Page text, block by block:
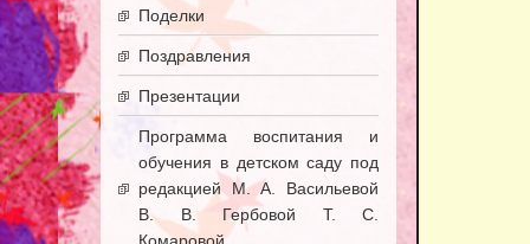
Поделки
Поздравления
Презентации
Программа воспитания и
обучения в детском саду под
редакцией М. А. Васильевой
В. В. Гербовой Т. С.